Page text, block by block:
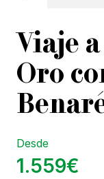
Viaje
Oro
Desde
1.559€